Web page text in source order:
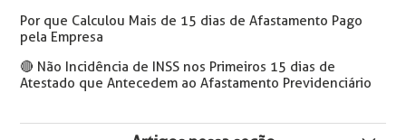
Por que Calculou Mais de 15 dias de Afastamento Pago
pela Empresa
🔴 Não Incidência de INSS nos Primeiros 15 dias de
Atestado que Antecedem ao Afastamento Previdenciário